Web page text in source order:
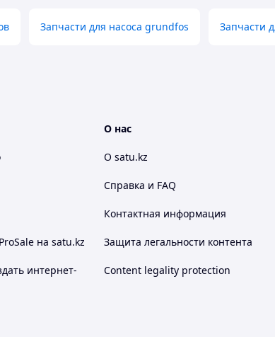
Запчасти для насоса grundfos Запчасти
на satu.kz
интернет-
О нас
О satu.kz
Справка и FAQ
Контактная информация
Защита легальности контента
Content legality protection